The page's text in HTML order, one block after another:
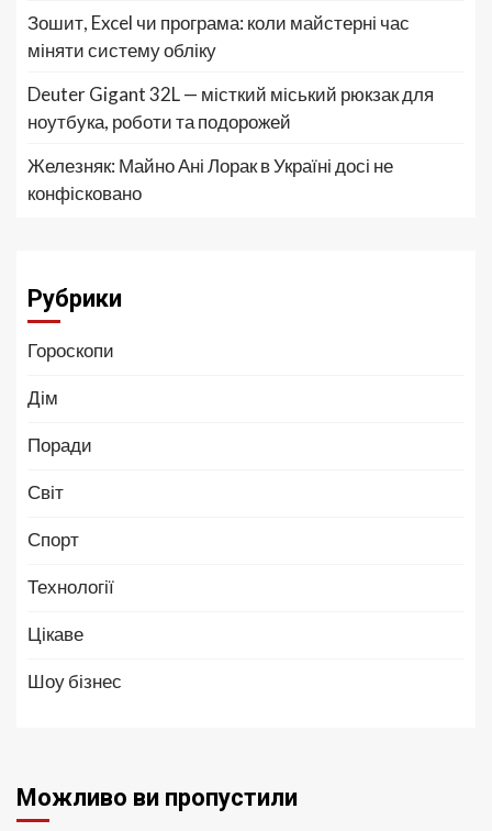
Зошит, Excel чи програма: коли майстерні час
міняти систему обліку
Deuter Gigant 32L — місткий міський рюкзак для
ноутбука, роботи та подорожей
Железняк: Майно Ані Лорак в Україні досі не
конфісковано
Рубрики
Гороскопи
Дім
Поради
Світ
Спорт
Технології
Цікаве
Шоу бізнес
Можливо ви пропустили